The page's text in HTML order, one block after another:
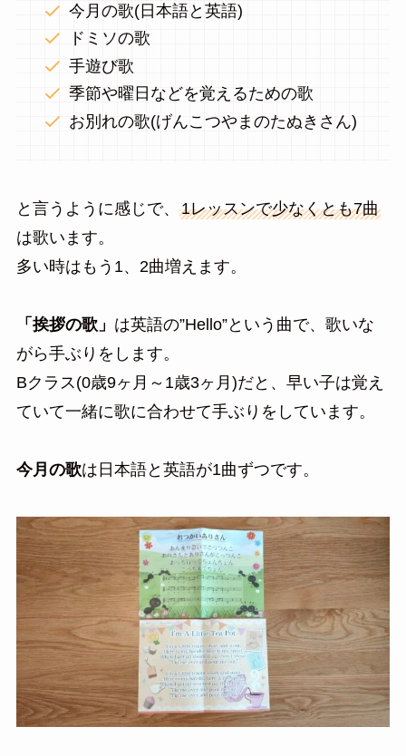
今月の歌(日本語と英語)
ドミソの歌
手遊び歌
季節や曜日などを覚えるための歌
お別れの歌(げんこつやまのたぬきさん)
と言うように感じで、 1レッスンで少なくとも7曲
は歌います。
多い時はもう1、2曲増えます。
「挨拶の歌」 は英語の”Hello”という曲で、歌いな
がら手ぶりをします。
Bクラス(0歳9ヶ月～1歳3ヶ月)だと、早い子は覚え
ていて一緒に歌に合わせて手ぶりをしています。
今月の歌は日本語と英語が1曲ずつです。